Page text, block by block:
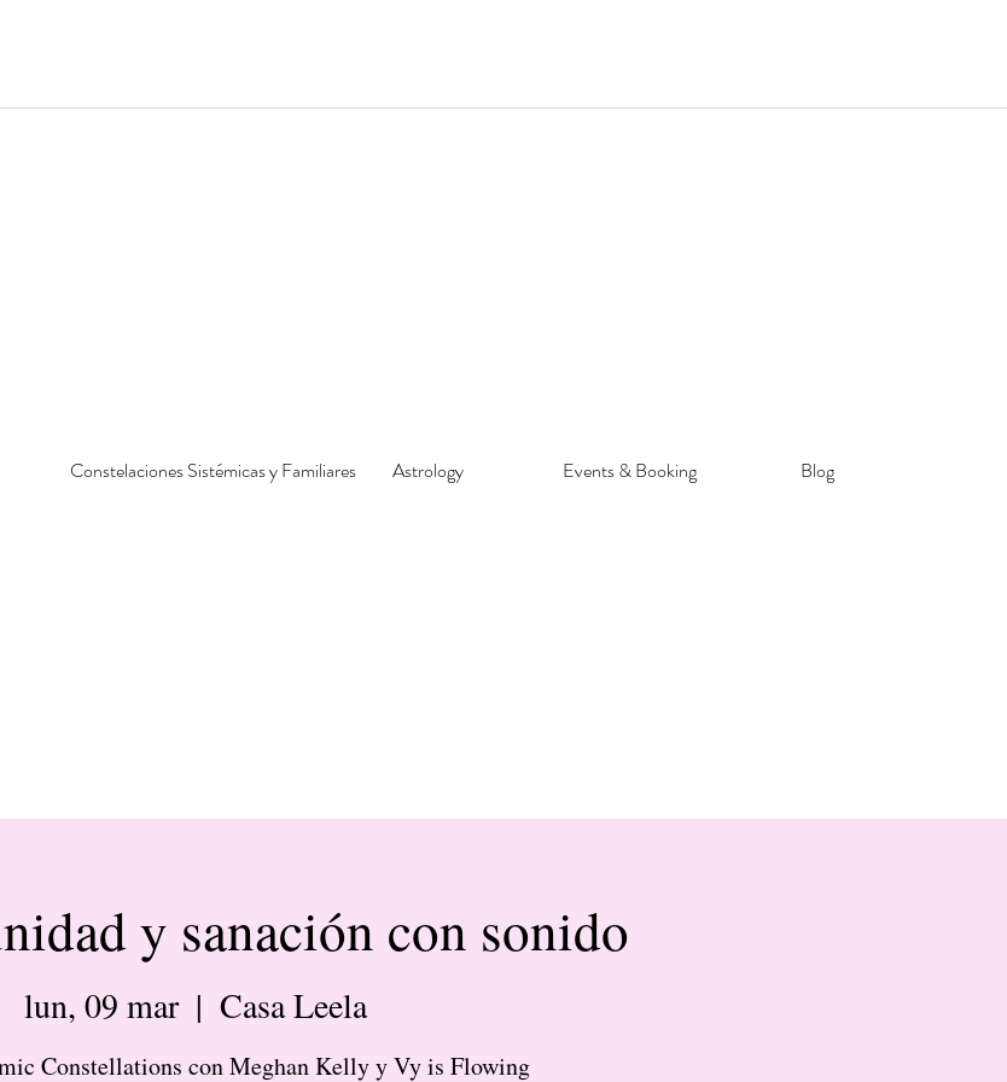
Constelaciones Sistémicas y Familiares Astrology Events & Booking Blog
y sanación con sonido
lun, 09 mar
  |
Casa Leela
Constellations con Meghan Kelly y Vy is Flowing